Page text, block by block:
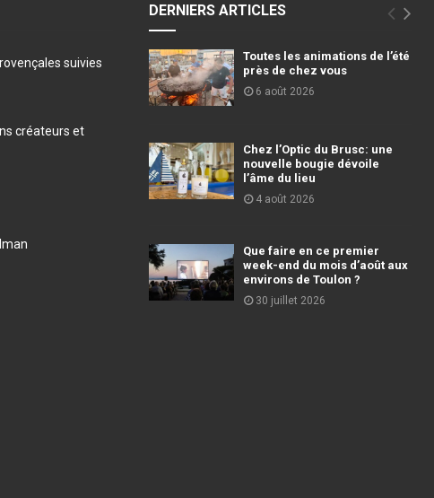
suivies
créateurs et
DERNIERS ARTICLES
Toutes les animations de l’été
près de chez vous
6 août 2026
Chez l’Optic du Brusc: une
nouvelle bougie dévoile
l’âme du lieu
4 août 2026
Que faire en ce premier
week-end du mois d’août aux
environs de Toulon ?
30 juillet 2026